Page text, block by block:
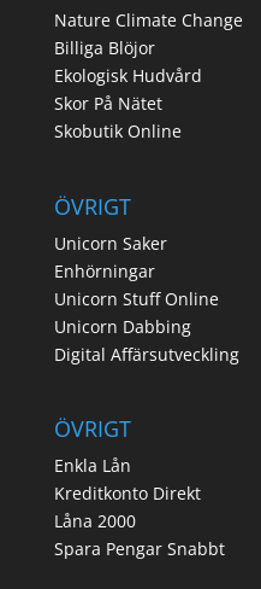
Nature Climate Change
Billiga Blöjor
Ekologisk Hudvård
Skor På Nätet
Skobutik Online
ÖVRIGT
Unicorn Saker
Enhörningar
Unicorn Stuff Online
Unicorn Dabbing
Digital Affärsutveckling
ÖVRIGT
Enkla Lån
Kreditkonto Direkt
Låna 2000
Spara Pengar Snabbt